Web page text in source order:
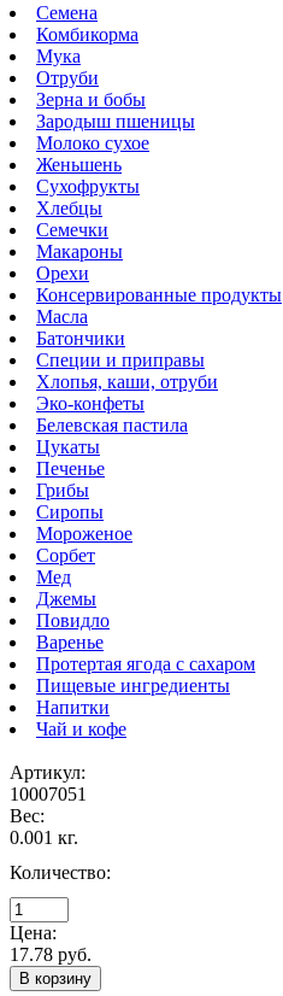
Семена
Комбикорма
Мука
Отруби
Зерна и бобы
Зародыш пшеницы
Молоко сухое
Женьшень
Сухофрукты
Хлебцы
Семечки
Макароны
Орехи
Консервированные продукты
Масла
Батончики
Специи и приправы
Хлопья, каши, отруби
Эко-конфеты
Белевская пастила
Цукаты
Печенье
Грибы
Сиропы
Мороженое
Сорбет
Мед
Джемы
Повидло
Варенье
Протертая ягода с сахаром
Пищевые ингредиенты
Напитки
Чай и кофе
Артикул:
10007051
Вес:
0.001 кг.
Количество:
Цена:
17.78 руб.
В корзину